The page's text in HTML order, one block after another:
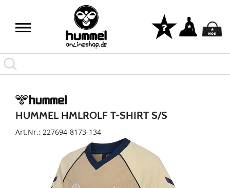
HUMMEL HMLROLF T-SHIRT S/S
Art.Nr.: 227694-8173-134